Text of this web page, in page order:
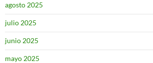
agosto 2025
julio 2025
junio 2025
mayo 2025